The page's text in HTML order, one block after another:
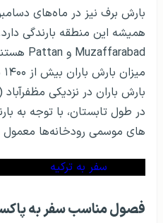
بارش برف نیز در ماه­‌های
همیشه این منطقه بارندگی
Muzaffarabad و Pattan
در طول تابستان، با توجه به
های موسمی رودخانه‌ها
سفر به ترکیه
فصول مناسب سفر به